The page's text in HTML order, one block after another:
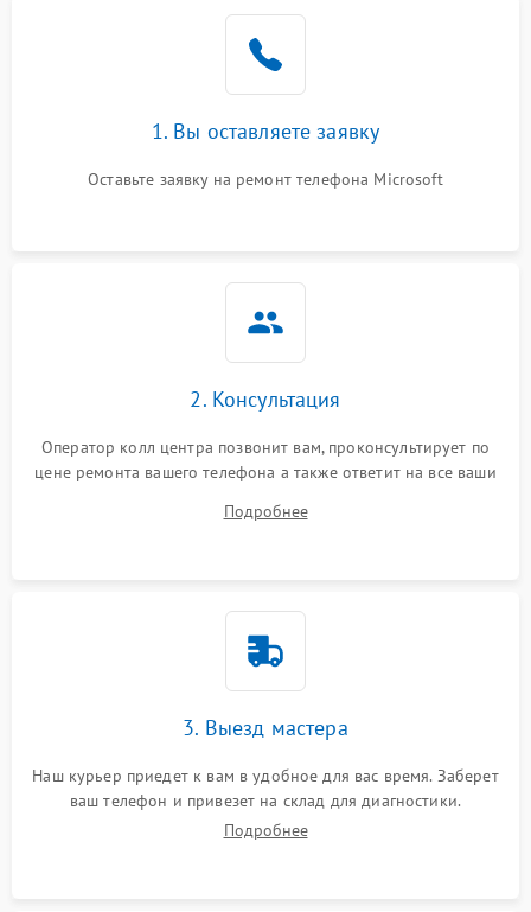
1. Вы оставляете заявку
Оставьте заявку на ремонт телефона Microsoft
2. Консультация
Оператор колл центра позвонит вам, проконсультирует по
цене ремонта вашего телефона а также ответит на все ваши
Подробнее
3. Выезд мастера
Наш курьер приедет к вам в удобное для вас время. Заберет
ваш телефон и привезет на склад для диагностики.
Подробнее